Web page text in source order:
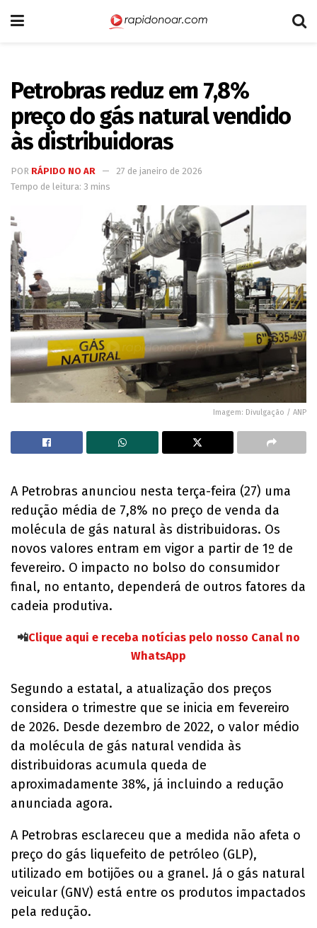
Petrobras reduz em 7,8%
preço do gás natural vendido
às distribuidoras
POR RÁPIDO NO AR
27 de janeiro de 2026
Tempo de leitura: 3 mins
Imagem: Divulgação / ANP
A Petrobras anunciou nesta terça-feira (27) uma
redução média de 7,8% no preço de venda da
molécula de gás natural às distribuidoras. Os
novos valores entram em vigor a partir de 1º de
fevereiro. O impacto no bolso do consumidor
final, no entanto, dependerá de outros fatores da
cadeia produtiva.
📲Clique aqui e receba notícias pelo nosso Canal no
WhatsApp
Segundo a estatal, a atualização dos preços
considera o trimestre que se inicia em fevereiro
de 2026. Desde dezembro de 2022, o valor médio
da molécula de gás natural vendida às
distribuidoras acumula queda de
aproximadamente 38%, já incluindo a redução
anunciada agora.
A Petrobras esclareceu que a medida não afeta o
preço do gás liquefeito de petróleo (GLP),
utilizado em botijões ou a granel. Já o gás natural
veicular (GNV) está entre os produtos impactados
pela redução.